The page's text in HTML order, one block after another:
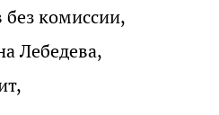
комиссии,
Лебедева,